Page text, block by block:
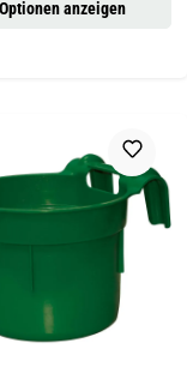
Optionen anzeigen